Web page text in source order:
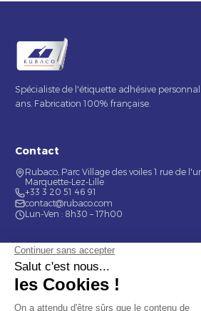
Spécialiste de l'étiquette adhésive
ans. Fabrication 100% française.
Contact
Rubaco, Parc Village des voiles 1 rue de
Marquette-Lez-Lille
+33 3 20 51 46 91
contact@rubaco.com
Lun-Ven : 8h30 – 17h00
Nos services
Étiquette alimentaire
Étiquette de bouteilles